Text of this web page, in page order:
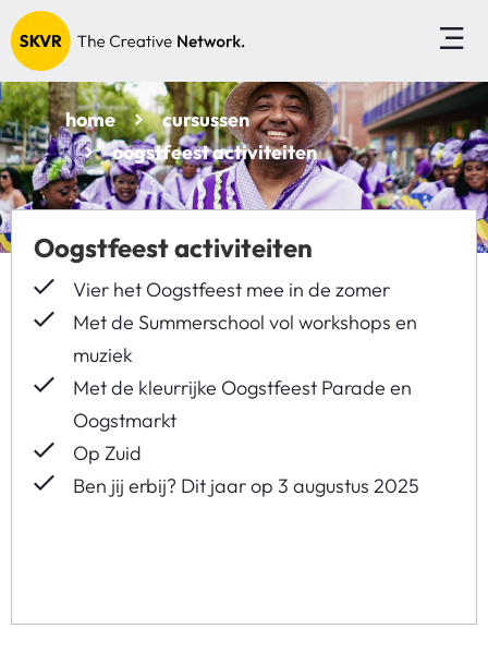
home
cursussen
oogstfeest activiteiten
Oogstfeest activiteiten
Vier het Oogstfeest mee in de zomer
Met de Summerschool vol workshops en
muziek
Met de kleurrijke Oogstfeest Parade en
Oogstmarkt
Op Zuid
Ben jij erbij? Dit jaar op 3 augustus 2025